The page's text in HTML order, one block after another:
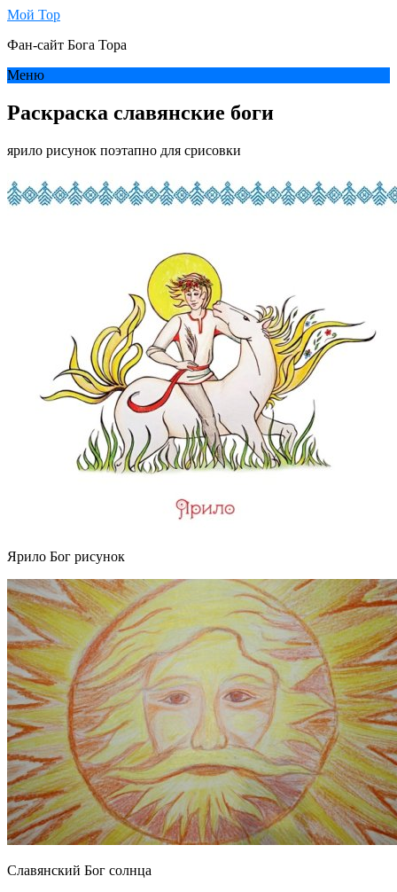
Мой Тор
Фан-сайт Бога Тора
Меню
Раскраска славянские боги
ярило рисунок поэтапно для срисовки
Ярило Бог рисунок
Славянский Бог солнца